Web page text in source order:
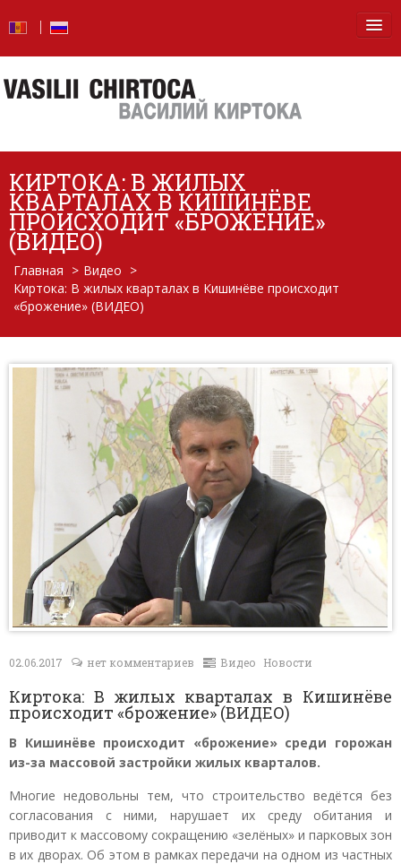
Новости
Блог
Фото
Видео
Отчет о деятельности
Обо мне
Контакты
КИРТОКА: В ЖИЛЫХ
КВАРТАЛАХ В КИШИНЁВЕ
ПРОИСХОДИТ «БРОЖЕНИЕ»
(ВИДЕО)
Главная > Видео >
Киртока: В жилых кварталах в Кишинёве происходит
«брожение» (ВИДЕО)
02.06.2017 нет комментариев Видео Новости
Киртока: В жилых кварталах в Кишинёве
происходит «брожение» (ВИДЕО)
В Кишинёве происходит «брожение» среди горожан
из-за массовой застройки жилых кварталов.
Многие недовольны тем, что строительство ведётся без
согласования с ними, нарушает их среду обитания и
приводит к массовому сокращению «зелёных» и парковых зон
в их дворах. Об этом в рамках передачи на одном из частных